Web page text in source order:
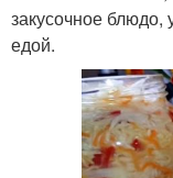
закусочное блюдо,
едой.